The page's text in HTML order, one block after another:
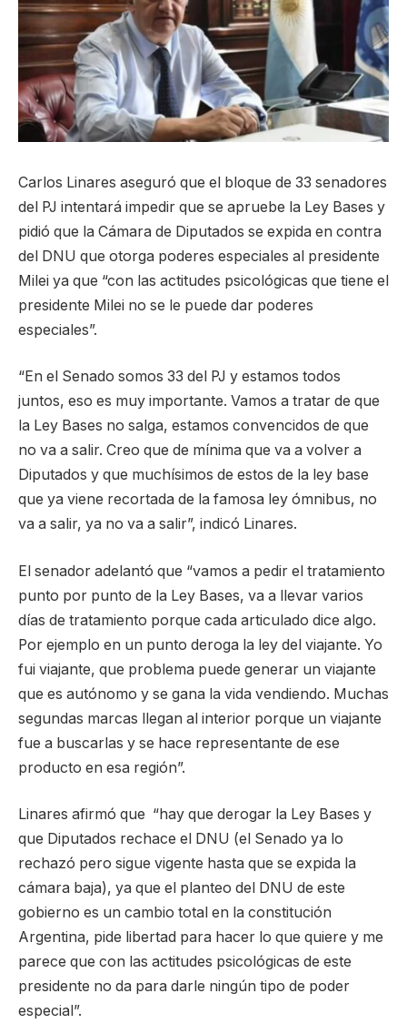
Carlos Linares aseguró que el bloque de 33 senadores
del PJ intentará impedir que se apruebe la Ley Bases y
pidió que la Cámara de Diputados se expida en contra
del DNU que otorga poderes especiales al presidente
Milei ya que “con las actitudes psicológicas que tiene el
presidente Milei no se le puede dar poderes
especiales”.
“En el Senado somos 33 del PJ y estamos todos
juntos, eso es muy importante. Vamos a tratar de que
la Ley Bases no salga, estamos convencidos de que
no va a salir. Creo que de mínima que va a volver a
Diputados y que muchísimos de estos de la ley base
que ya viene recortada de la famosa ley ómnibus, no
va a salir, ya no va a salir”, indicó Linares.
El senador adelantó que “vamos a pedir el tratamiento
punto por punto de la Ley Bases, va a llevar varios
días de tratamiento porque cada articulado dice algo.
Por ejemplo en un punto deroga la ley del viajante. Yo
fui viajante, que problema puede generar un viajante
que es autónomo y se gana la vida vendiendo. Muchas
segundas marcas llegan al interior porque un viajante
fue a buscarlas y se hace representante de ese
producto en esa región”.
Linares afirmó que “hay que derogar la Ley Bases y
que Diputados rechace el DNU (el Senado ya lo
rechazó pero sigue vigente hasta que se expida la
cámara baja), ya que el planteo del DNU de este
gobierno es un cambio total en la constitución
Argentina, pide libertad para hacer lo que quiere y me
parece que con las actitudes psicológicas de este
presidente no da para darle ningún tipo de poder
especial”.